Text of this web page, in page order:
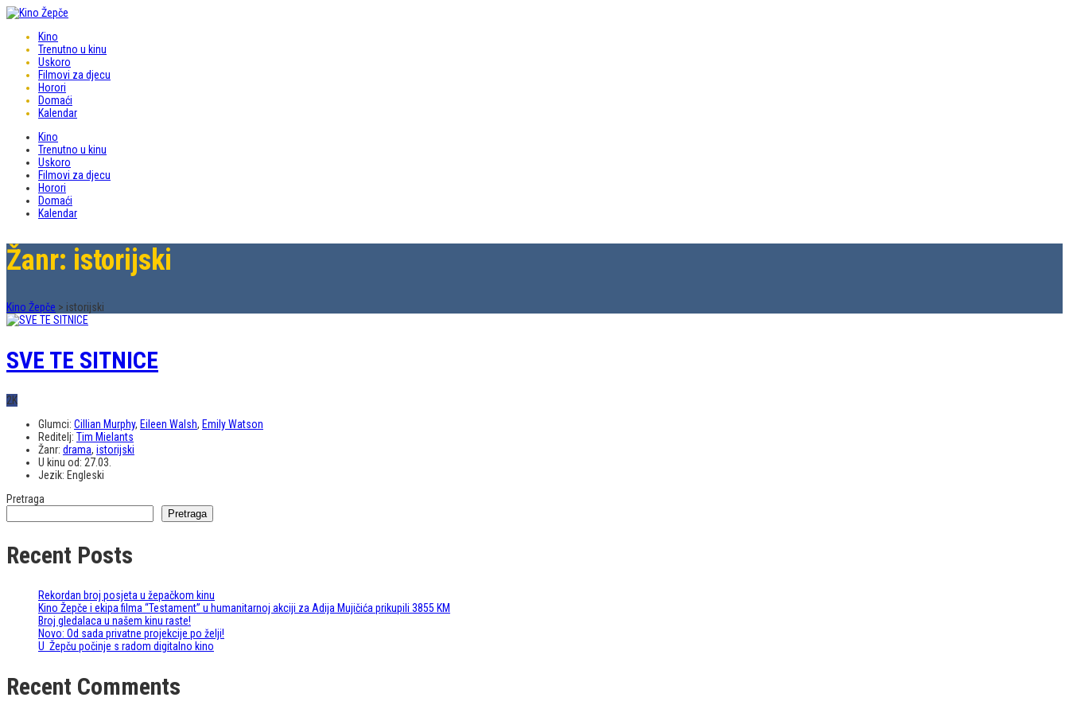
Kino
Trenutno u kinu
Uskoro
Filmovi za djecu
Horori
Domaći
Kalendar
Kino
Trenutno u kinu
Uskoro
Filmovi za djecu
Horori
Domaći
Kalendar
Žanr: istorijski
Kino Žepče > istorijski
SVE TE SITNICE
2K
Glumci: Cillian Murphy, Eileen Walsh, Emily Watson
Reditelj: Tim Mielants
Žanr: drama, istorijski
U kinu od: 27.03.
Jezik: Engleski
Pretraga
Pretraga
Recent Posts
Rekordan broj posjeta u žepačkom kinu
Kino Žepče i ekipa filma “Testament” u humanitarnoj akciji za Adija Mujičića prikupili 3855 KM
Broj gledalaca u našem kinu raste!
Novo: Od sada privatne projekcije po želji!
U Žepču počinje s radom digitalno kino
Recent Comments